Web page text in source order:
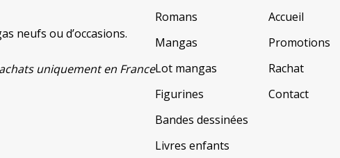
neufs ou d’occasions.
uniquement en France
Romans
Mangas
Lot mangas
Figurines
Bandes dessinées
Livres enfants
Accueil
Promotions
Rachat
Contact